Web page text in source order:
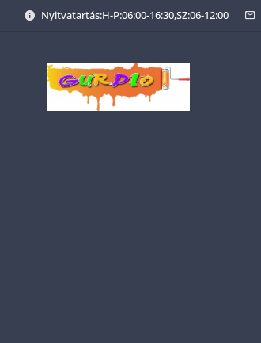
Nyitvatartás:H-P:06:00-16:30,SZ:06-12:00